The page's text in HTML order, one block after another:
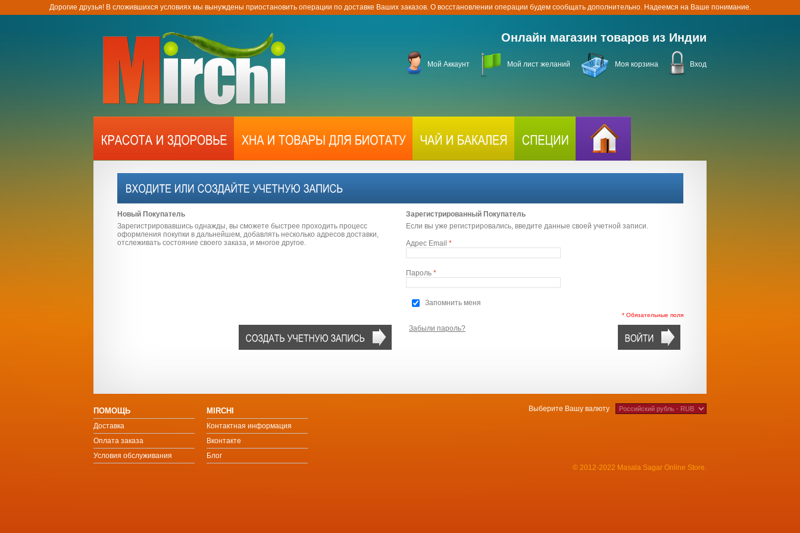
Дорогие друзья! В сложившихся условиях мы вынуждены приостановить операции по доставке Ваших заказов. О восстановлении операции будем сообщать дополнительно. Надеемся на Ваше понимание.
Онлайн магазин товаров из Индии
Мой Аккаунт Мой лист желаний Моя корзина Вход
Новый Покупатель
Зарегистрировавшись однажды, вы сможете быстрее проходить процесс
оформления покупки в дальнейшем, добавлять несколько адресов доставки,
отслеживать состояние своего заказа, и многое другое.
Зарегистрированный Покупатель
Если вы уже регистрировались, введите данные своей учетной записи.
*
Адрес Email
*
Пароль
Запомнить меня
* Обязательные поля
Забыли пароль?
ПОМОЩЬ
Доставка
Оплата заказа
Условия обслуживания
MIRCHI
Контактная информация
Вконтакте
Блог
Выберите Вашу валюту
© 2012-2022 Masala Sagar Online Store.